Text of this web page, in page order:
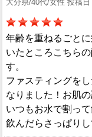
大分県/40代/女性 投稿日
年齢を重ねるごと
いたところこちら
す。
ファスティングを
なりました！お肌
いつもお水で割っ
飲んだらさっぱり